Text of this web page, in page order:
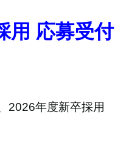
用 応募受付
2026年度新卒採用